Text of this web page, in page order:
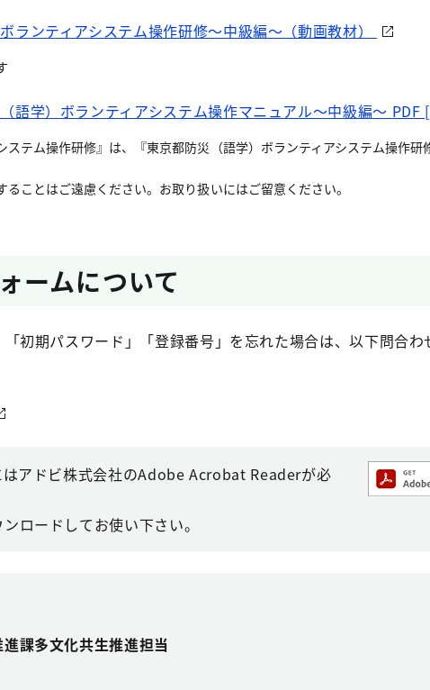
ランティアシステム操作研修～中級編～（動画教材）
語学）ボランティアシステム操作マニュアル～中級編～ PDF
ステム操作研修』は、『東京都防災（語学）ボランティアシステム操作研
ことはご遠慮ください。お取り扱いにはご留意ください。
ームについて
初期パスワード」「登録番号」を忘れた場合は、以下問合
はアドビ株式会社のAdobe Acrobat Readerが必
ロードしてお使い下さい。
課多文化共生推進担当